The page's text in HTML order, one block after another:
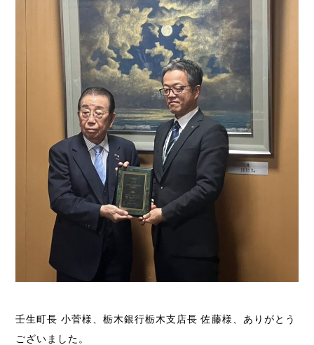
壬生町長 小菅様、栃木銀行栃木支店長 佐藤様、ありがとう
ございました。